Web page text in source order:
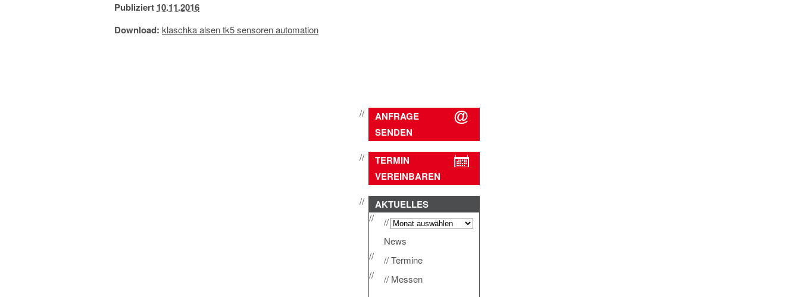
Publiziert 10.11.2016
Download: klaschka alsen tk5 sensoren automation
ANFRAGE
SENDEN
TERMIN
VEREINBAREN
AKTUELLES
News
Termine
Messen